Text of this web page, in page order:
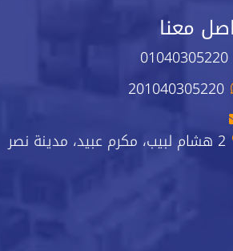
معنا
01040305220
201040305220
2 هشام لبيب، مكرم عبيد، مدينة نصر